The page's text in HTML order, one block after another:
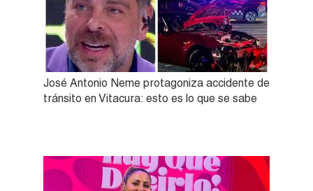
José Antonio Neme protagoniza accidente de
tránsito en Vitacura: esto es lo que se sabe